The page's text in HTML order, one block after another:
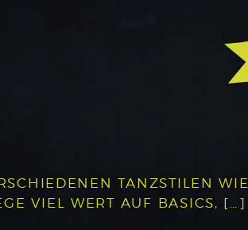
TANZSTILEN WIE
VIEL WERT AUF BASICS, […]